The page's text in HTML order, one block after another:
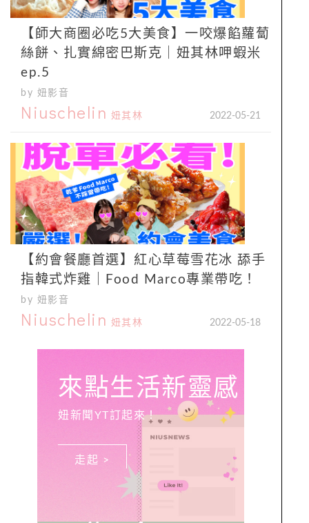
【師大商圈必吃5大美食】一咬爆餡蘿蔔
絲餅、扎實綿密巴斯克｜妞其林呷蝦米
ep.5
by 妞影音
Niuschelin 妞其林 2022-05-21
【約會餐廳首選】紅心草莓雪花冰 舔手
指韓式炸雞｜Food Marco專業帶吃！
by 妞影音
Niuschelin 妞其林 2022-05-18
來點生活新靈感
妞新聞YT訂起來！
走起 >